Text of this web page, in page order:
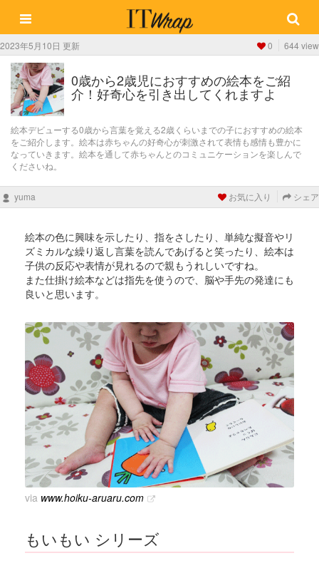
2023年5月10日 更新 0 644 view
0歳から2歳児におすすめの絵本をご紹
介！好奇心を引き出してくれますよ
絵本デビューする0歳から言葉を覚える2歳くらいまでの子におすすめの絵本
をご紹介します。絵本は赤ちゃんの好奇心が刺激されて表情も感情も豊かに
なっていきます。絵本を通して赤ちゃんとのコミュニケーションを楽しんで
くださいね。
yuma お気に入り シェア
絵本の色に興味を示したり、指をさしたり、単純な擬音やリ
ズミカルな繰り返し言葉を読んであげると笑ったり、絵本は
子供の反応や表情が見れるので親もうれしいですね。
また仕掛け絵本などは指先を使うので、脳や手先の発達にも
良いと思います。
via www.hoiku-aruaru.com
もいもい シリーズ